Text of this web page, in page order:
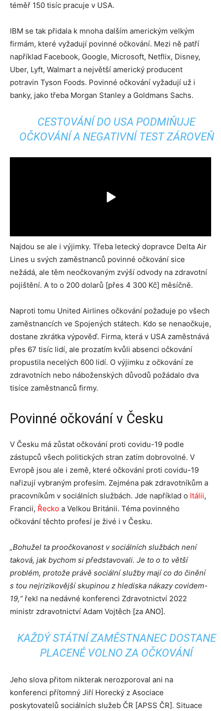
téměř 150 tisíc pracuje v USA.
IBM se tak přidala k mnoha dalším americkým velkým
firmám, které vyžadují povinné očkování. Mezi ně patří
například Facebook, Google, Microsoft, Netflix, Disney,
Uber, Lyft, Walmart a největší americký producent
potravin Tyson Foods. Povinné očkování vyžadují už i
banky, jako třeba Morgan Stanley a Goldmans Sachs.
CESTOVÁNÍ DO USA PODMIŇUJE
OČKOVÁNÍ A NEGATIVNÍ TEST ZÁROVEŇ
Najdou se ale i výjimky. Třeba letecký dopravce Delta Air
Lines u svých zaměstnanců povinné očkování sice
nežádá, ale těm neočkovaným zvýší odvody na zdravotní
pojištění. A to o 200 dolarů [přes 4 300 Kč] měsíčně.
Naproti tomu United Airlines očkování požaduje po všech
zaměstnancích ve Spojených státech. Kdo se nenaočkuje,
dostane zkrátka výpověď. Firma, která v USA zaměstnává
přes 67 tisíc lidí, ale prozatím kvůli absenci očkování
propustila necelých 600 lidí. O výjimku z očkování ze
zdravotních nebo náboženských důvodů požádalo dva
tisíce zaměstnanců firmy.
Povinné očkování v Česku
V Česku má zůstat očkování proti covidu-19 podle
zástupců všech politických stran zatím dobrovolné. V
Evropě jsou ale i země, které očkování proti covidu-19
nařizují vybraným profesím. Zejména pak zdravotníkům a
pracovníkům v sociálních službách. Jde například o Itálii,
Francii, Řecko a Velkou Británii. Téma povinného
očkování těchto profesí je živé i v Česku.
„Bohužel ta proočkovanost v sociálních službách není
taková, jak bychom si představovali. Je to o to větší
problém, protože právě sociální služby mají co do činění
s tou nejrizikovější skupinou z hlediska nákazy covidem-
19,“ řekl na nedávné konferenci Zdravotnictví 2022
ministr zdravotnictví Adam Vojtěch [za ANO].
KAŽDÝ STÁTNÍ ZAMĚSTNANEC DOSTANE
PLACENÉ VOLNO ZA OČKOVÁNÍ
Jeho slova přitom nikterak nerozporoval ani na
konferenci přítomný Jiří Horecký z Asociace
poskytovatelů sociálních služeb ČR [APSS ČR]. Situace